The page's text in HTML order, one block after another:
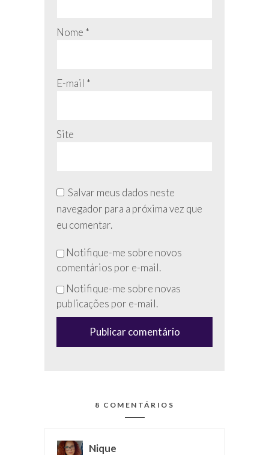
Nome *
E-mail *
Site
Salvar meus dados neste
navegador para a próxima vez que
eu comentar.
Não
preencha
esse
campo
(anti-
Notifique-me sobre novos
comentários por e-mail.
Notifique-me sobre novas
publicações por e-mail.
8 COMENTÁRIOS
Nique